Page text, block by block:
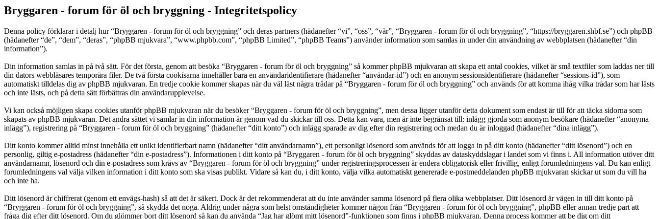
Bryggaren - forum för öl och bryggning - Integritetspolicy
Denna policy förklarar i detalj hur “Bryggaren - forum för öl och bryggning” och deras partners (hädanefter “vi”, “oss”, “vår”, “Bryggaren - forum för öl och bryggning”, “https://bryggaren.shbf.se”) och phpBB
(hädanefter “de”, “dem”, “deras”, “phpBB mjukvara”, “www.phpbb.com”, “phpBB Limited”, “phpBB Teams”) använder information som samlas in under din användning av webbplatsen (hädanefter “din
information”).
Din information samlas in på två sätt. För det första, genom att besöka “Bryggaren - forum för öl och bryggning” så kommer phpBB mjukvaran att skapa ett antal cookies, vilket är små textfiler som laddas ner till
din dators webbläsares temporära filer. De två första cookisarna innehåller bara en användaridentifierare (hädanefter “användar-id”) och en anonym sessionsidentifierare (hädanefter “sessions-id”), som
automatiskt tilldelas dig av phpBB mjukvaran. En tredje cookie kommer skapas när du väl läst några trådar på “Bryggaren - forum för öl och bryggning” och används för att komma ihåg vilka trådar som har lästs
och inte lästs, och på detta sätt förbättras din användarupplevelse.
Vi kan också möjligen skapa cookies utanför phpBB mjukvaran när du besöker “Bryggaren - forum för öl och bryggning”, men dessa ligger utanför detta dokument som endast är till för att täcka sidorna som
skapats av phpBB mjukvaran. Det andra sättet vi samlar in din information är genom vad du skickar till oss. Detta kan vara, men är inte begränsat till: inlägg gjorda som anonym besökare (hädanefter “anonyma
inlägg”), registrering på “Bryggaren - forum för öl och bryggning” (hädanefter “ditt konto”) och inlägg sparade av dig efter din registrering och medan du är inloggad (hädanefter “dina inlägg”).
Ditt konto kommer alltid minst innehålla ett unikt identifierbart namn (hädanefter “ditt användarnamn”), ett personligt lösenord som används för att logga in på ditt konto (hädanefter “ditt lösenord”) och en
personlig, giltig e-postadress (hädanefter “din e-postadress”). Informationen i ditt konto på “Bryggaren - forum för öl och bryggning” skyddas av dataskyddslagar i landet som vi finns i. All information utöver ditt
användarnamn, lösenord och din e-postadress som krävs av “Bryggaren - forum för öl och bryggning” under registreringsprocessen är endera obligatorisk eller frivillig, enligt forumledningens val. Du kan enligt
forumledningens val välja vilken information i ditt konto som ska visas publikt. Vidare så kan du, i ditt konto, välja vilka automatiskt genererade e-postmeddelanden phpBB mjukvaran skickar ut som du vill ha
och inte ha.
Ditt lösenord är chiffrerat (genom ett envägs-hash) så att det är säkert. Dock är det rekommenderat att du inte använder samma lösenord på flera olika webbplatser. Ditt lösenord är vägen in till ditt konto på
“Bryggaren - forum för öl och bryggning”, så skydda det noga. Aldrig under några som helst omständigheter kommer någon från “Bryggaren - forum för öl och bryggning”, phpBB eller annan tredje part att
fråga dig efter ditt lösenord. Om du glömmer bort ditt lösenord så kan du använda “Jag har glömt mitt lösenord”-funktionen som finns i phpBB mjukvaran. Denna process kommer att be dig om ditt